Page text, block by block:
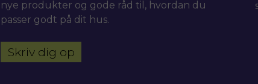
nye produkter og gode råd til, hvordan du
passer godt på dit hus.
Skriv dig op